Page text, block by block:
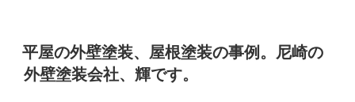
投
稿
日:
平屋の外壁塗装、屋根塗装の事例。尼崎の
外壁塗装会社、輝です。